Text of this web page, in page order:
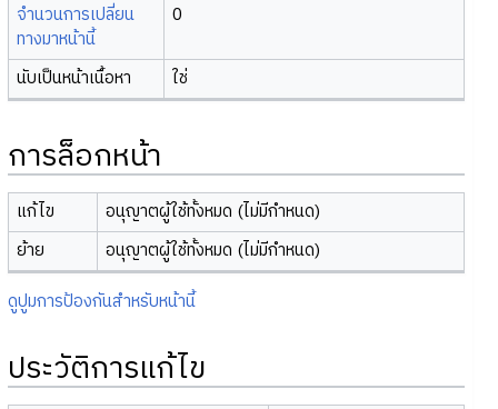
จำนวนการเปลี่ยน
ทางมาหน้านี้
0
นับเป็นหน้าเนื้อหา ใช่
การล็อกหน้า
แก้ไข
อนุญาตผู้ใช้ทั้งหมด (ไม่มีกำหนด)
ย้าย
อนุญาตผู้ใช้ทั้งหมด (ไม่มีกำหนด)
ดูปูมการป้องกันสำหรับหน้านี้
ประวัติการแก้ไข